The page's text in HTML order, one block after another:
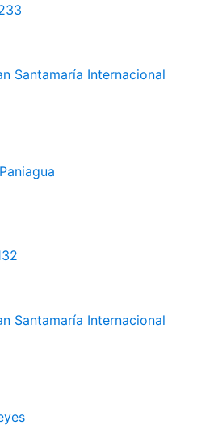
Santamaría Internacional
Santamaría Internacional